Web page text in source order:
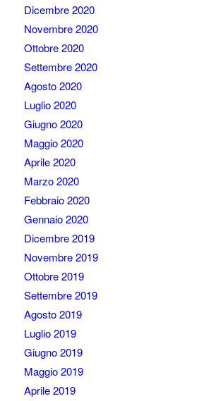
Dicembre 2020
Novembre 2020
Ottobre 2020
Settembre 2020
Agosto 2020
Luglio 2020
Giugno 2020
Maggio 2020
Aprile 2020
Marzo 2020
Febbraio 2020
Gennaio 2020
Dicembre 2019
Novembre 2019
Ottobre 2019
Settembre 2019
Agosto 2019
Luglio 2019
Giugno 2019
Maggio 2019
Aprile 2019